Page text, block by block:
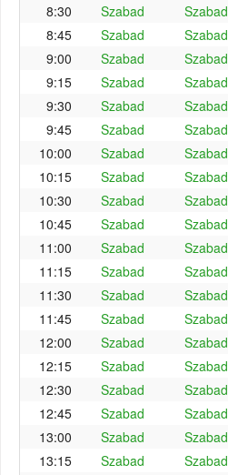
8:30
Szabad Szabad
8:45
Szabad Szabad
9:00
Szabad Szabad
9:15
Szabad Szabad
9:30
Szabad Szabad
9:45
Szabad Szabad
10:00
Szabad Szabad
10:15
Szabad Szabad
10:30
Szabad Szabad
10:45
Szabad Szabad
11:00
Szabad Szabad
11:15
Szabad Szabad
11:30
Szabad Szabad
11:45
Szabad Szabad
12:00
Szabad Szabad
12:15
Szabad Szabad
12:30
Szabad Szabad
12:45
Szabad Szabad
13:00
Szabad Szabad
13:15
Szabad Szabad